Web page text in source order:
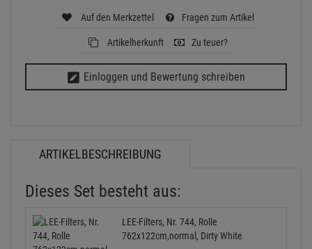
Auf den Merkzettel Fragen zum Artikel
Artikelherkunft Zu teuer?
Einloggen und Bewertung schreiben
ARTIKELBESCHREIBUNG
Dieses Set besteht aus:
LEE-Filters, Nr. 744, Rolle
762x122cm,normal, Dirty White